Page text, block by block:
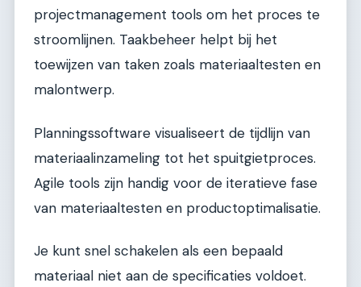
projectmanagement tools om het proces te
stroomlijnen. Taakbeheer helpt bij het
toewijzen van taken zoals materiaaltesten en
malontwerp.
Planningssoftware visualiseert de tijdlijn van
materiaalinzameling tot het spuitgietproces.
Agile tools zijn handig voor de iteratieve fase
van materiaaltesten en productoptimalisatie.
Je kunt snel schakelen als een bepaald
materiaal niet aan de specificaties voldoet.